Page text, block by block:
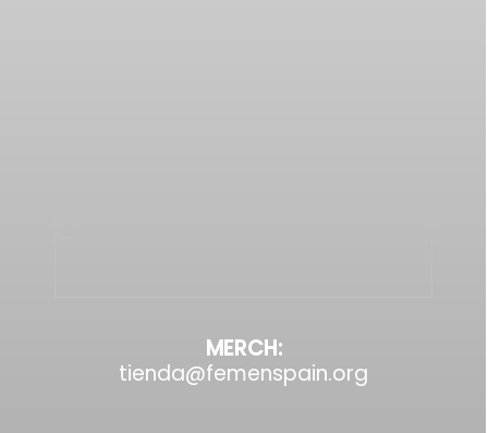
MERCH:
tienda@femenspain.org